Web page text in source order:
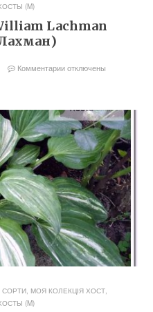
(M)
Lachman
Комментарииотключены
СОРТИ, МОЯ КОЛЕКЦІЯ ХОСТ,
(M)